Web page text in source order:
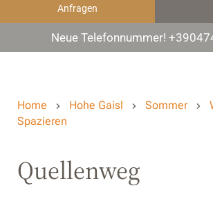
Anfragen
Neue Telefonnummer!
Home Hohe Gaisl Sommer
Spazieren
Quellenweg